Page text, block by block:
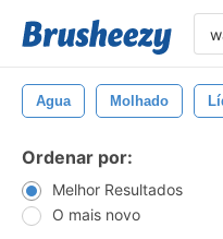
Agua Molhado
Ordenar por:
Melhor Resultados
O mais novo